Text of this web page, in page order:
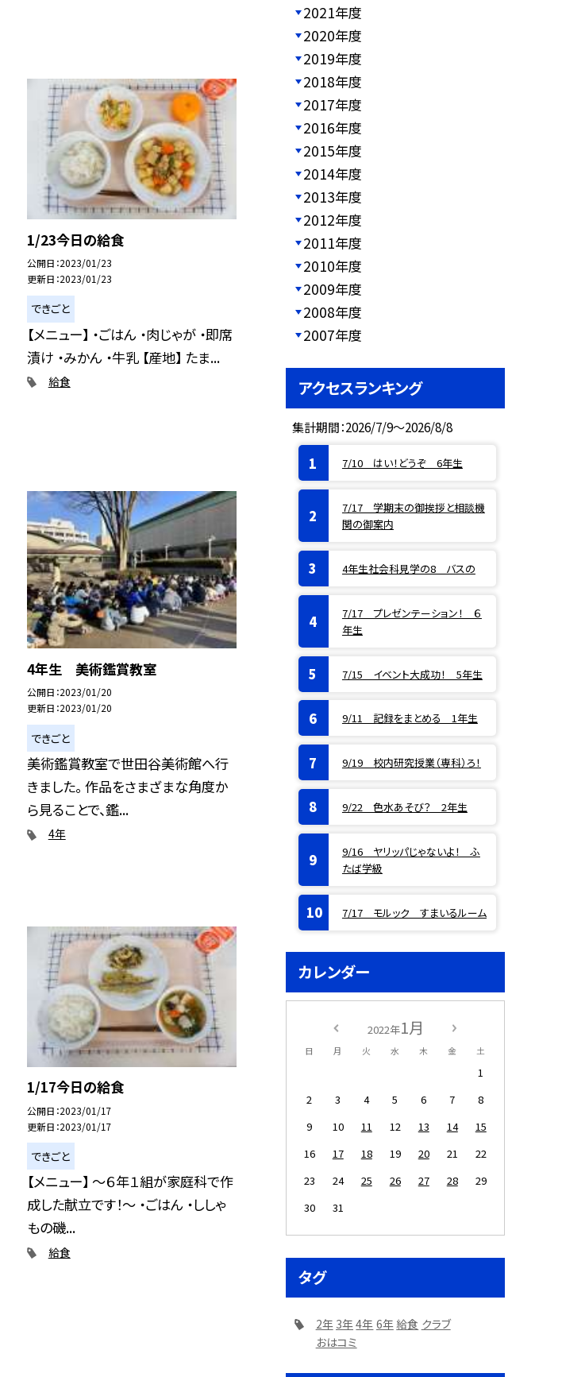
1/23今日の給食
公開日 2023/01/23
更新日 2023/01/23
できごと
【メニュー】 ・ごはん ・肉じゃが ・即席
漬け ・みかん ・牛乳 【産地】 たま...
給食
4年生 美術鑑賞教室
公開日 2023/01/20
更新日 2023/01/20
できごと
美術鑑賞教室で世田谷美術館へ行
きました。 作品をさまざまな角度か
ら見ることで、鑑...
4年
1/17今日の給食
公開日 2023/01/17
更新日 2023/01/17
できごと
【メニュー】 〜６年１組が家庭科で作
成した献立です！〜 ・ごはん ・ししゃ
もの磯...
給食
2021年度
2020年度
2019年度
2018年度
2017年度
2016年度
2015年度
2014年度
2013年度
2012年度
2011年度
2010年度
2009年度
2008年度
2007年度
アクセスランキング
集計期間：2026/7/9～2026/8/8
7/10 はい！どうぞ 6年生
7/17 学期末の御挨拶と相談機
関の御案内
4年生社会科見学の8 バスの
7/17 プレゼンテーション！ ６
年生
7/15 イベント大成功！ 5年生
9/11 記録をまとめる 1年生
9/19 校内研究授業（専科）ろ！
9/22 色水あそび？ 2年生
9/16 ヤリッパじゃないよ！ ふ
たば学級
7/17 モルック すまいるルーム
カレンダー
2022年1月
日 月 火 水 木 金 土
1
2
3 4 5 6 7
8
9
10 11 12 13 14
15
16
17 18 19 20 21
22
23
24 25 26 27 28
29
30
31
タグ
2年 3年4年 6年 給食 クラブ
おはコミ